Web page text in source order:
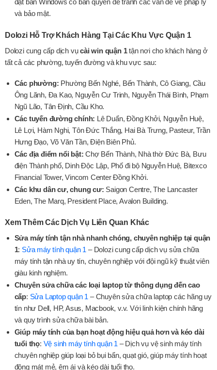
đặt bản Windows có bản quyền để tránh các vấn đề về pháp lý
và bảo mật.
Dolozi Hỗ Trợ Khách Hàng Tại Các Khu Vực Quận 1
Dolozi cung cấp dịch vụcài win quận 1tận nơi cho khách hàng ở
tất cả các phường, tuyến đường và khu vực sau:
Các phường: Phường Bến Nghé, Bến Thành, Cô Giang, Cầu
Ông Lãnh, Đa Kao, Nguyễn Cư Trinh, Nguyễn Thái Bình, Phạm
Ngũ Lão, Tân Định, Cầu Kho.
Các tuyến đường chính: Lê Duẩn, Đồng Khởi, Nguyễn Huệ,
Lê Lợi, Hàm Nghi, Tôn Đức Thắng, Hai Bà Trưng, Pasteur, Trần
Hưng Đạo, Võ Văn Tần, Điện Biên Phủ.
Các địa điểm nổi bật: Chợ Bến Thành, Nhà thờ Đức Bà, Bưu
điện Thành phố, Dinh Độc Lập, Phố đi bộ Nguyễn Huệ, Bitexco
Financial Tower, Vincom Center Đồng Khởi.
Các khu dân cư, chung cư: Saigon Centre, The Lancaster
Eden, The Marq, President Place, Avalon Building.
Xem Thêm Các Dịch Vụ Liên Quan Khác
Sửa máy tính tận nhà nhanh chóng, chuyên nghiệp tại quận
1: Sửa máy tính quận 1 – Dolozi cung cấp dịch vụ sửa chữa
máy tính tận nhà uy tín, chuyên nghiệp với đội ngũ kỹ thuật viên
giàu kinh nghiệm.
Chuyên sửa chữa các loại laptop từ thông dụng đến cao
cấp: Sửa Laptop quận 1 – Chuyên sửa chữa laptop các hãng uy
tín như Dell, HP, Asus, Macbook, v.v. Với linh kiện chính hãng
và quy trình sửa chữa bài bản.
Giúp máy tính của bạn hoạt động hiệu quả hơn và kéo dài
tuổi thọ: Vệ sinh máy tính quận 1 – Dịch vụ vệ sinh máy tính
chuyên nghiệp giúp loại bỏ bụi bẩn, quạt gió, giúp máy tính hoạt
động mát mẻ, êm ái và kéo dài tuổi thọ.